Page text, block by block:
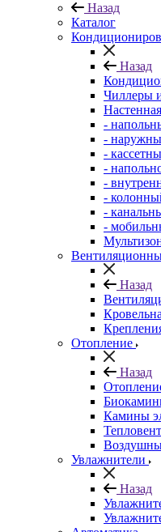
Назад
Каталог
Назад
Чиллеры
-
-
-
-
-
-
-
-
Назад
Отопление
Назад
Камины
Увлажнители
Назад